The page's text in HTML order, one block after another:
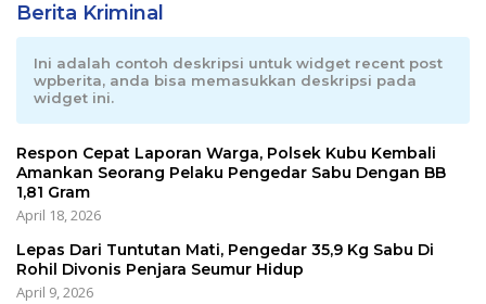
Berita Kriminal
Ini adalah contoh deskripsi untuk widget recent post
wpberita, anda bisa memasukkan deskripsi pada
widget ini.
Respon Cepat Laporan Warga, Polsek Kubu Kembali
Amankan Seorang Pelaku Pengedar Sabu Dengan BB
1,81 Gram
April 18, 2026
Lepas Dari Tuntutan Mati, Pengedar 35,9 Kg Sabu Di
Rohil Divonis Penjara Seumur Hidup
April 9, 2026